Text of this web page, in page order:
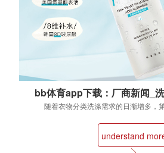
bb体育app下载：厂商新闻_洗
智慧洗护频道_天
随着衣物分类洗涤需求的日渐增多，
understand